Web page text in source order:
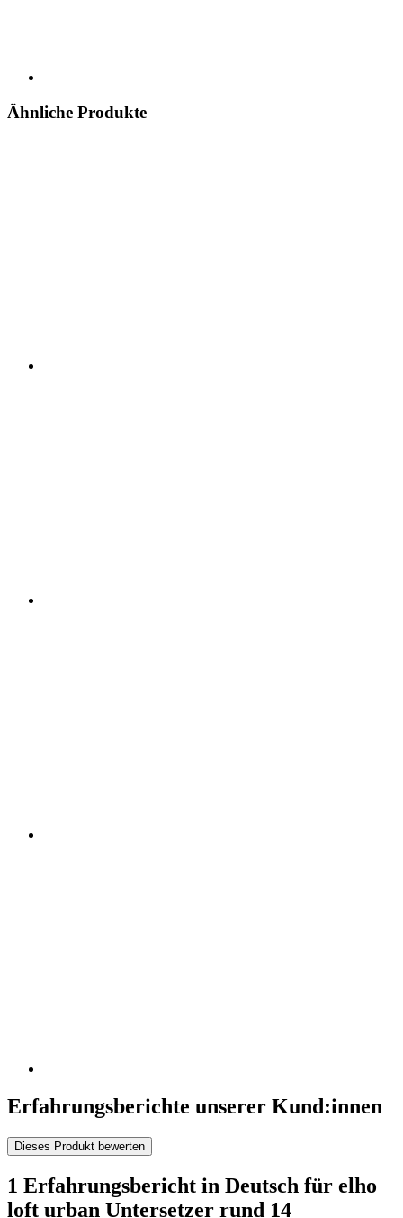
Ähnliche Produkte
Erfahrungsberichte unserer Kund:innen
Dieses Produkt bewerten
1 Erfahrungsbericht in Deutsch für elho
loft urban Untersetzer rund 14